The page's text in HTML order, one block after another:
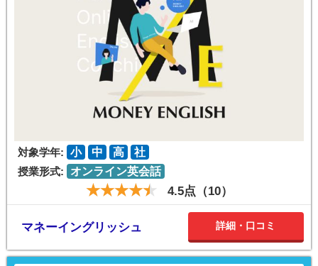
対象学年: 小 中 高
社
授業形式:
オンライン英会話
4.5点（10）
マネーイングリッシュ 詳細・口コミ